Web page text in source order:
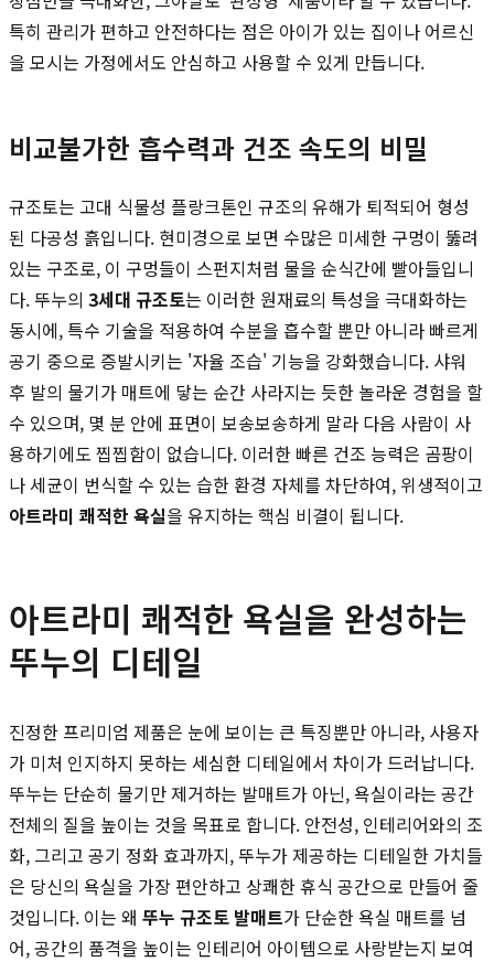
특히 관리가 편하고 안전하다는 점은 아이가 있는 집이나 어르신
을 모시는 가정에서도 안심하고 사용할 수 있게 만듭니다.
비교불가한 흡수력과 건조 속도의 비밀
규조토는 고대 식물성 플랑크톤인 규조의 유해가 퇴적되어 형성
된 다공성 흙입니다. 현미경으로 보면 수많은 미세한 구멍이 뚫려
있는 구조로, 이 구멍들이 스펀지처럼 물을 순식간에 빨아들입니
다. 뚜누의 3세대 규조토는 이러한 원재료의 특성을 극대화하는
동시에, 특수 기술을 적용하여 수분을 흡수할 뿐만 아니라 빠르게
공기 중으로 증발시키는 '자율 조습' 기능을 강화했습니다. 샤워
후 발의 물기가 매트에 닿는 순간 사라지는 듯한 놀라운 경험을 할
수 있으며, 몇 분 안에 표면이 보송보송하게 말라 다음 사람이 사
용하기에도 찝찝함이 없습니다. 이러한 빠른 건조 능력은 곰팡이
나 세균이 번식할 수 있는 습한 환경 자체를 차단하여, 위생적이고
아트라미 쾌적한 욕실을 유지하는 핵심 비결이 됩니다.
아트라미 쾌적한 욕실을 완성하는
뚜누의 디테일
진정한 프리미엄 제품은 눈에 보이는 큰 특징뿐만 아니라, 사용자
가 미처 인지하지 못하는 세심한 디테일에서 차이가 드러납니다.
뚜누는 단순히 물기만 제거하는 발매트가 아닌, 욕실이라는 공간
전체의 질을 높이는 것을 목표로 합니다. 안전성, 인테리어와의 조
화, 그리고 공기 정화 효과까지, 뚜누가 제공하는 디테일한 가치들
은 당신의 욕실을 가장 편안하고 상쾌한 휴식 공간으로 만들어 줄
것입니다. 이는 왜 뚜누 규조토 발매트가 단순한 욕실 매트를 넘
어, 공간의 품격을 높이는 인테리어 아이템으로 사랑받는지 보여